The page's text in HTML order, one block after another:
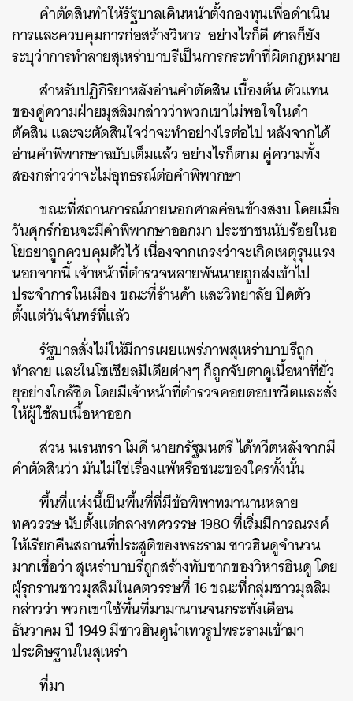
คำตัดสินทำให้รัฐบาลเดินหน้าตั้งกองทุนเพื่อดำเนิน
การและควบคุมการก่อสร้างวิหาร อย่างไรก็ดี ศาลก็ยัง
ระบุว่าการทำลายสุเหร่าบาบรีเป็นการกระทำที่ผิดกฎหมาย
สำหรับปฏิกิริยาหลังอ่านคำตัดสินเบื้องต้นตัวแทน
ของคู่ความฝ่ายมุสลิมกล่าวว่าพวกเขาไม่พอใจในคำ
ตัดสินและจะตัดสินใจว่าจะทำอย่างไรต่อไปหลังจากได้
อ่านคำพิพากษาฉบับเต็มแล้วอย่างไรก็ตามคู่ความทั้ง
สองกล่าวว่าจะไม่อุทธรณ์ต่อคำพิพากษา
ขณะที่สถานการณ์ภายนอกศาลค่อนข้างสงบโดยเมื่อ
วันศุกร์ก่อนจะมีคำพิพากษาออกมาประชาชนนับร้อยในอ
โยธยาถูกควบคุมตัวไว้เนื่องจากเกรงว่าจะเกิดเหตุรุนแรง
นอกจากนี้เจ้าหน้าที่ตำรวจหลายพันนายถูกส่งเข้าไป
ประจำการในเมืองขณะที่ร้านค้า และวิทยาลัยปิดตัว
ตั้งแต่วันจันทร์ที่แล้ว
รัฐบาลสั่งไม่ให้มีการเผยแพร่ภาพสุเหร่าบาบรีถูก
ทำลายและในโซเชียลมีเดียต่างๆก็ถูกจับตาดูเนื้อหาที่ยั่ว
ยุอย่างใกล้ชิดโดยมีเจ้าหน้าที่ตำรวจคอยตอบทวีตและสั่ง
ให้ผู้ใช้ลบเนื้อหาออก
ส่วนนเรนทราโมดีนายกรัฐมนตรีได้ทวีตหลังจากมี
คำตัดสินว่ามันไม่ใช่เรื่องแพ้หรือชนะของใครทั้งนั้น
พื้นที่แห่งนี้เป็นพื้นที่ที่มีข้อพิพาทมานานหลาย
ทศวรรษนับตั้งแต่กลางทศวรรษ1980ที่เริ่มมีการณรงค์
ให้เรียกคืนสถานที่ประสูติของพระรามชาวฮินดูจำนวน
มากเชื่อว่าสุเหร่าบาบรีถูกสร้างทับซากของวิหารฮินดูโดย
ผู้รุกรานชาวมุสลิมในศตวรรษที่16ขณะที่กลุ่มชาวมุสลิม
กล่าวว่าพวกเขาใช้พื้นที่มามานานจนกระทั่งเดือน
ธันวาคมปี1949มีชาวฮินดูนำเทวรูปพระรามเข้ามา
ประดิษฐานในสุเหร่า
ที่มา
SHARE TWEET LINE EMAIL